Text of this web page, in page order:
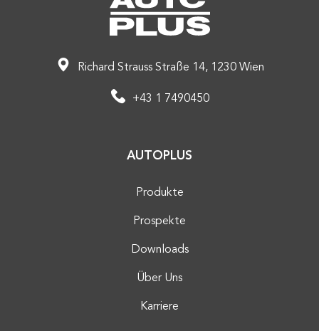
Richard Strauss Straße 14, 1230 Wien
+43 1 7490450
AUTOPLUS
Produkte
Prospekte
Downloads
Über Uns
Karriere